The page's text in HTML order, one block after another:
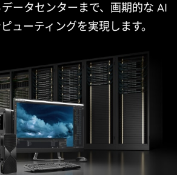
ータセンターまで、画期的な AI
ューティングを実現します。